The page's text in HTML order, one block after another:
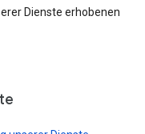
Dienste erhobenen